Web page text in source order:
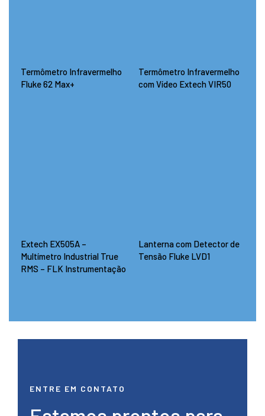
Termômetro Infravermelho
Fluke 62 Max+
Termômetro Infravermelho
com Vídeo Extech VIR50
Extech EX505A –
Multímetro Industrial True
RMS – FLK Instrumentação
Lanterna com Detector de
Tensão Fluke LVD1
ENTRE EM CONTATO